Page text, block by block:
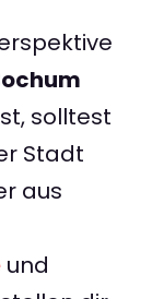
solltest
Stadt
aus
und